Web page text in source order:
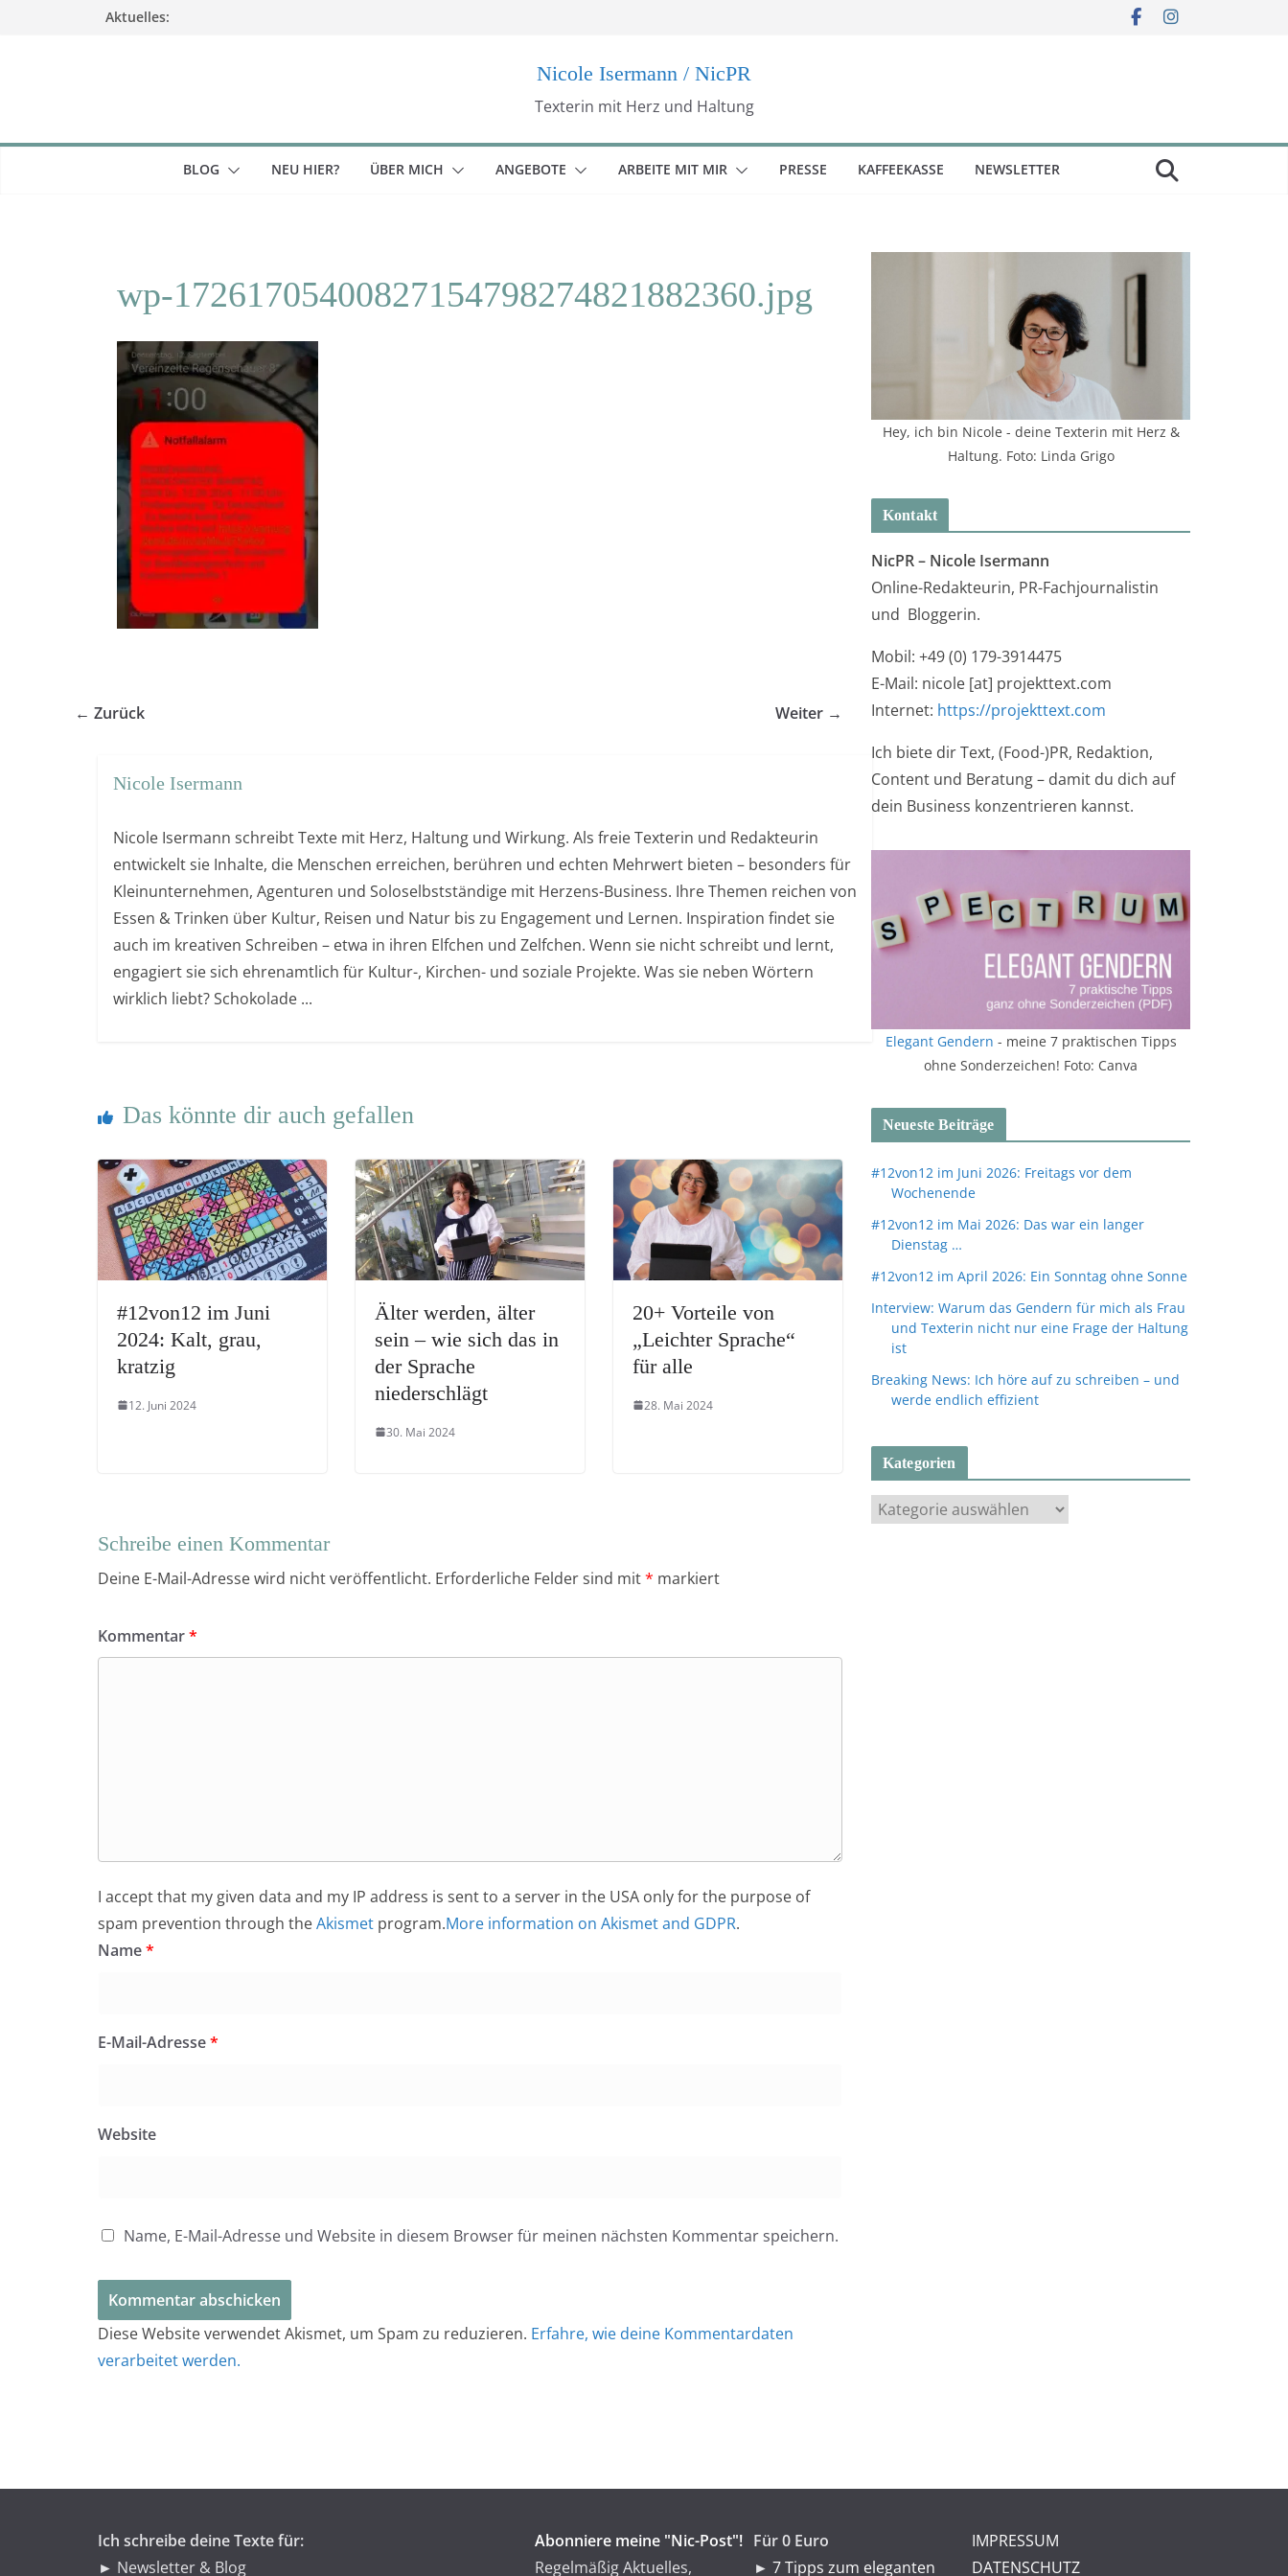
Aktuelles:
Nicole Isermann / NicPR
Texterin mit Herz und Haltung
BLOG NEU HIER? ÜBER MICH ANGEBOTE ARBEITE MIT MIR PRESSE KAFFEEKASSE NEWSLETTER
wp-17261705400827154798274821882360.jpg
← Zurück Weiter →
Nicole Isermann
Nicole Isermann schreibt Texte mit Herz, Haltung und Wirkung. Als freie Texterin und Redakteurin
entwickelt sie Inhalte, die Menschen erreichen, berühren und echten Mehrwert bieten – besonders für
Kleinunternehmen, Agenturen und Soloselbstständige mit Herzens-Business. Ihre Themen reichen von
Essen & Trinken über Kultur, Reisen und Natur bis zu Engagement und Lernen. Inspiration findet sie
auch im kreativen Schreiben – etwa in ihren Elfchen und Zelfchen. Wenn sie nicht schreibt und lernt,
engagiert sie sich ehrenamtlich für Kultur-, Kirchen- und soziale Projekte. Was sie neben Wörtern
wirklich liebt? Schokolade ...
Das könnte dir auch gefallen
#12von12 im Juni
2024: Kalt, grau,
kratzig
12. Juni 2024
Älter werden, älter
sein – wie sich das in
der Sprache
niederschlägt
30. Mai 2024
20+ Vorteile von
„Leichter Sprache“
für alle
28. Mai 2024
Schreibe einen Kommentar
Deine E-Mail-Adresse wird nicht veröffentlicht. Erforderliche Felder sind mit* markiert
Kommentar*
I accept that my given data and my IP address is sent to a server in the USA only for the purpose of
spam prevention through theAkismet program.More information on Akismet and GDPR.
Name*
E-Mail-Adresse*
Website
Name, E-Mail-Adresse und Website in diesem Browser für meinen nächsten Kommentar speichern.
Diese Website verwendet Akismet, um Spam zu reduzieren. Erfahre, wie deine Kommentardaten
verarbeitet werden.
Hey, ich bin Nicole - deine Texterin mit Herz &
Haltung. Foto: Linda Grigo
Kontakt
NicPR – Nicole Isermann
Online-Redakteurin, PR-Fachjournalistin
und Bloggerin.
Mobil: +49 (0) 179-3914475
E-Mail: nicole [at] projekttext.com
Internet: https://projekttext.com
Ich biete dir Text, (Food-)PR, Redaktion,
Content und Beratung – damit du dich auf
dein Business konzentrieren kannst.
Elegant Gendern - meine 7 praktischen Tipps
ohne Sonderzeichen! Foto: Canva
Neueste Beiträge
#12von12 im Juni 2026: Freitags vor dem
Wochenende
#12von12 im Mai 2026: Das war ein langer
Dienstag …
#12von12 im April 2026: Ein Sonntag ohne Sonne
Interview: Warum das Gendern für mich als Frau
und Texterin nicht nur eine Frage der Haltung
ist
Breaking News: Ich höre auf zu schreiben – und
werde endlich effizient
Kategorien
a
Ich schreibe deine Texte für:
► Newsletter & Blog
Abonniere meine "Nic-Post"!
Regelmäßig Aktuelles,
Für 0 Euro
► 7 Tipps zum eleganten
IMPRESSUM
DATENSCHUTZ